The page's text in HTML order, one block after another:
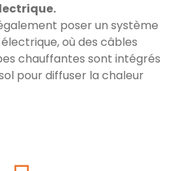
poser un système
où des câbles
chauffantes sont intégrés
pour diffuser la chaleur